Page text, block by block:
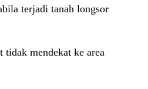
terjadi tanah longsor
tidak mendekat ke area